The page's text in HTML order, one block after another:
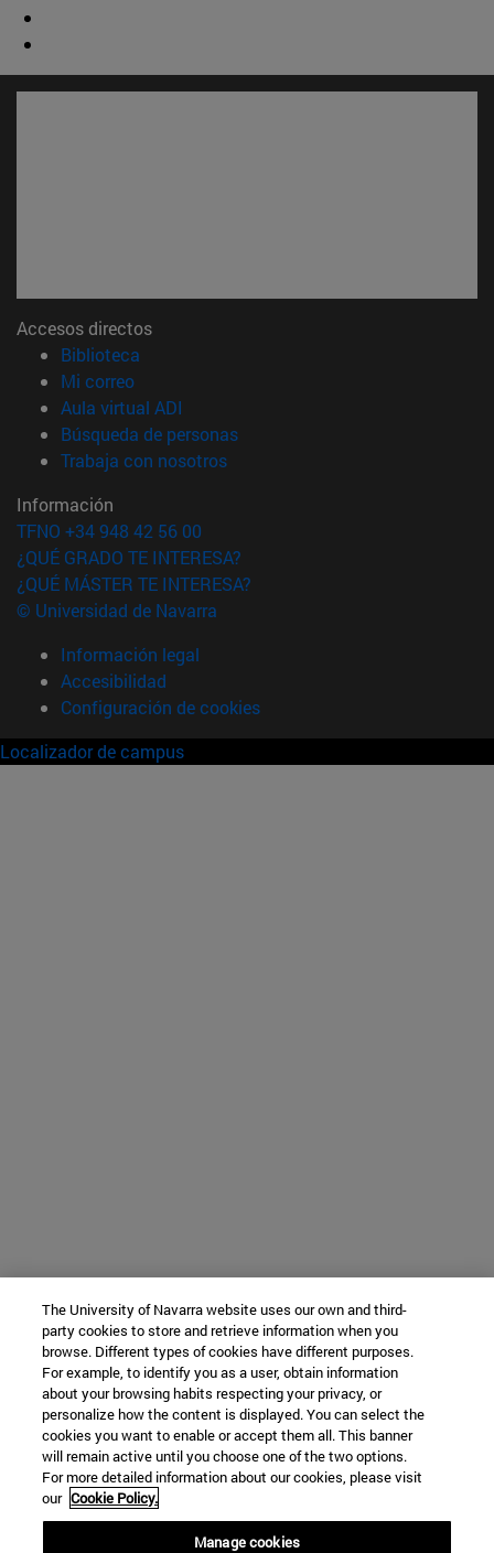
Accesos directos
Biblioteca
Mi correo(abre en nueva ventana)
Aula virtual ADI
Búsqueda de personas(abre en nueva ventana)
Trabaja con nosotros(abre en nueva ventana)
Información
TFNO +34 948 42 56 00
¿QUÉ GRADO TE INTERESA?
¿QUÉ MÁSTER TE INTERESA?
© Universidad de Navarra
Información legal
Accesibilidad
Configuración de cookies
Localizador de campus
The University of Navarra website uses our own and third-
party cookies to store and retrieve information when you
browse. Different types of cookies have different purposes.
For example, to identify you as a user, obtain information
about your browsing habits respecting your privacy, or
personalize how the content is displayed. You can select the
cookies you want to enable or accept them all. This banner
will remain active until you choose one of the two options.
For more detailed information about our cookies, please visit
our Cookie Policy.
Manage cookies